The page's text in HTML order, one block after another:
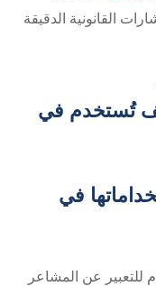
القانونية الدقيقة
تُستخدم في
في
للتعبير عن المشاعر